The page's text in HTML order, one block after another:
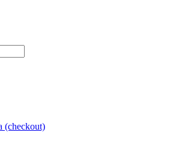
(checkout)